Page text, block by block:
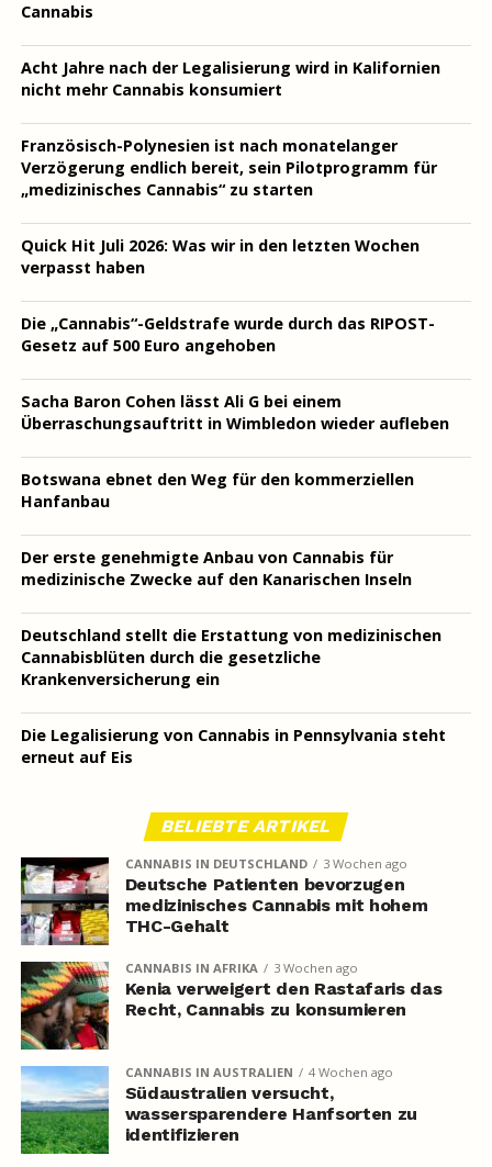
Cannabis
Acht Jahre nach der Legalisierung wird in Kalifornien
nicht mehr Cannabis konsumiert
Französisch-Polynesien ist nach monatelanger
Verzögerung endlich bereit, sein Pilotprogramm für
„medizinisches Cannabis“ zu starten
Quick Hit Juli 2026: Was wir in den letzten Wochen
verpasst haben
Die „Cannabis“-Geldstrafe wurde durch das RIPOST-
Gesetz auf 500 Euro angehoben
Sacha Baron Cohen lässt Ali G bei einem
Überraschungsauftritt in Wimbledon wieder aufleben
Botswana ebnet den Weg für den kommerziellen
Hanfanbau
Der erste genehmigte Anbau von Cannabis für
medizinische Zwecke auf den Kanarischen Inseln
Deutschland stellt die Erstattung von medizinischen
Cannabisblüten durch die gesetzliche
Krankenversicherung ein
Die Legalisierung von Cannabis in Pennsylvania steht
erneut auf Eis
BELIEBTE ARTIKEL
CANNABIS IN DEUTSCHLAND 3 Wochen ago
Deutsche Patienten bevorzugen
medizinisches Cannabis mit hohem
THC-Gehalt
CANNABIS IN AFRIKA 3 Wochen ago
Kenia verweigert den Rastafaris das
Recht, Cannabis zu konsumieren
CANNABIS IN AUSTRALIEN 4 Wochen ago
Südaustralien versucht,
wassersparendere Hanfsorten zu
identifizieren